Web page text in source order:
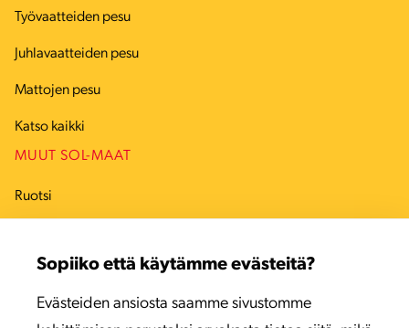
Sopiiko että käytämme evästeitä?
Evästeiden ansiosta saamme sivustomme
Työvaatteiden pesu
Juhlavaatteiden pesu
Mattojen pesu
Katso kaikki
MUUT SOL-MAAT
Ruotsi
Viro
Latvia